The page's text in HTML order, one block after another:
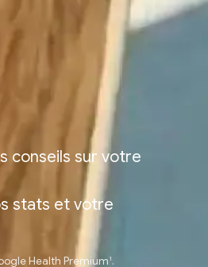
conseils sur votre
stats et votre
Health Premium 1 .